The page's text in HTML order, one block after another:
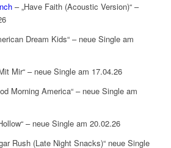
– „Have Faith (Acoustic Version)“ –
Dream Kids“ – neue Single am
Mir“ – neue Single am 17.04.26
Morning America“ – neue Single am
– neue Single am 20.02.26
Rush (Late Night Snacks)“ neue Single